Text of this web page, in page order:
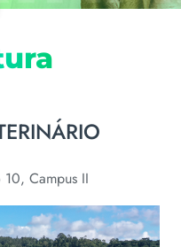
Campus II